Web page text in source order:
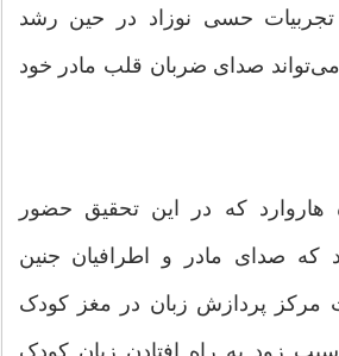
تجربیات حسی نوزاد در حین رشد
صدای ضربان قلب مادر خود
هاروارد که در این تحقیق حضور
که صدای مادر و اطرافیان جنین
مرکز پردازش زبان در مغز کودک